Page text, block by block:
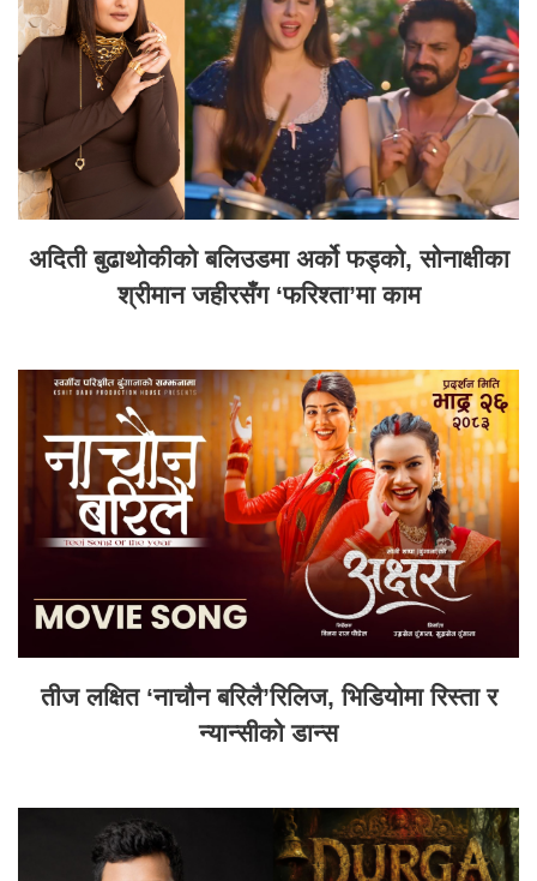
अदिती बुढाथोकीको बलिउडमा अर्को फड्को, सोनाक्षीका
श्रीमान जहीरसँग ‘फरिश्ता’मा काम
तीज लक्षित ‘नाचौन बरिलै’रिलिज, भिडियोमा रिस्ता र
न्यान्सीको डान्स